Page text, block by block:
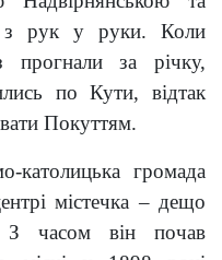
з рук у руки. Коли
прогнали за річку,
по Кути, відтак
Покуттям.
громада
містечка – дещо
З часом він почав